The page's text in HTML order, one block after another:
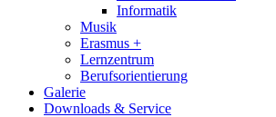
Informatik
Musik
Erasmus +
Lernzentrum
Berufsorientierung
Galerie
Downloads & Service